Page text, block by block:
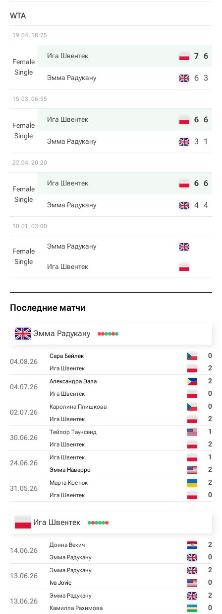
WTA
19.04, 18:25
Female
Single
Ига Швентек 7 6
Эмма Радукану 6 3
15.03, 06:55
Female
Single
Ига Швентек 6 6
Эмма Радукану 3 1
22.04, 20:20
Female
Single
Ига Швентек 6 6
Эмма Радукану 4 4
10.01, 03:00
Female
Single
Эмма Радукану
Ига Швентек
Последние матчи
Эмма Радукану
04.08.26
Сара Бейлек 0
Ига Швентек 2
04.07.26
Александра Эала 2
Ига Швентек 0
02.07.26
Каролина Плишкова 0
Ига Швентек 2
30.06.26
Тейлор Таунсенд 1
Ига Швентек 2
24.06.26
Ига Швентек 1
Эмма Наварро 2
31.05.26
Марта Костюк 2
Ига Швентек 0
Ига Швентек
14.06.26
Донна Векич 2
Эмма Радукану 0
13.06.26
Эмма Радукану 2
Iva Jovic 0
13.06.26
Эмма Радукану 2
Камилла Рахимова 0